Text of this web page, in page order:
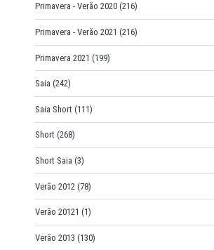
Primavera - Verão 2020 (216)
Primavera - Verão 2021 (216)
Primavera 2021 (199)
Saia (242)
Saia Short (111)
Short (268)
Short Saia (3)
Verão 2012 (78)
Verão 20121 (1)
Verão 2013 (130)